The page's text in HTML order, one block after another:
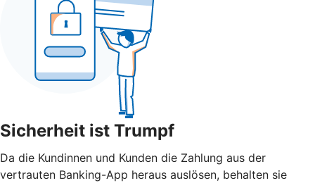
Sicherheit ist Trumpf
Da die Kundinnen und Kunden die Zahlung aus der
vertrauten Banking-App heraus auslösen, behalten sie